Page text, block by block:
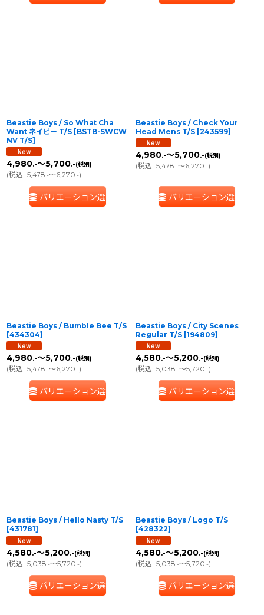
Beastie Boys / So What Cha
Want ネイビー T/S [BSTB-SWCW
NV T/S]
4,980.-～5,700.-(税別)
(税込: 5,478.-～6,270.-)
バリエーション選択
Beastie Boys / Check Your
Head Mens T/S [243599]
4,980.-～5,700.-(税別)
(税込: 5,478.-～6,270.-)
バリエーション選択
Beastie Boys / Bumble Bee T/S
[434304]
4,980.-～5,700.-(税別)
(税込: 5,478.-～6,270.-)
バリエーション選択
Beastie Boys / City Scenes
Regular T/S [194809]
4,580.-～5,200.-(税別)
(税込: 5,038.-～5,720.-)
バリエーション選択
Beastie Boys / Hello Nasty T/S
[431781]
4,580.-～5,200.-(税別)
(税込: 5,038.-～5,720.-)
バリエーション選択
Beastie Boys / Logo T/S
[428322]
4,580.-～5,200.-(税別)
(税込: 5,038.-～5,720.-)
バリエーション選択